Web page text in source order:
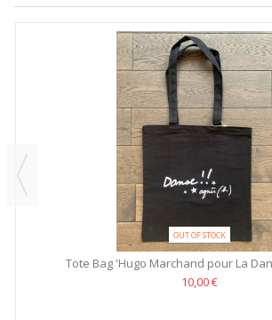
OUT OF STOCK
Tote Bag 'Hugo Marchand pour La
10,00 €